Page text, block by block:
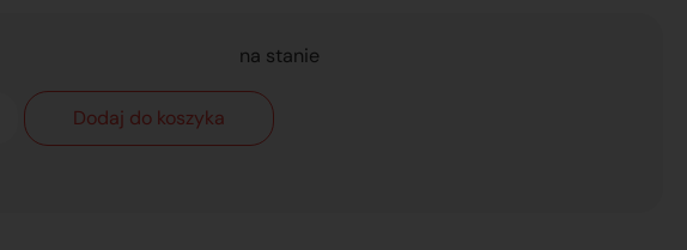
na stanie
Dodaj do koszyka